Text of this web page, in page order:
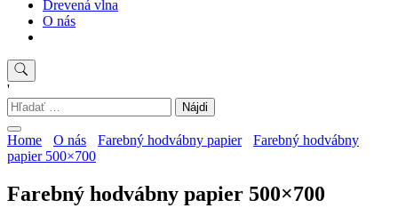
Drevená vlna
O nás
'
Hľadať:
Home O nás Farebný hodvábny papier
Farebný hodvábny
papier 500×700
Farebný hodvábny papier 500×700